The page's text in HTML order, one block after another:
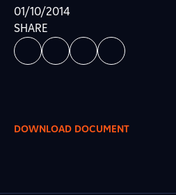
01/10/2014
SHARE
DOWNLOAD DOCUMENT